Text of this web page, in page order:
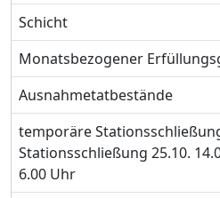
Schicht
Monatsbezogener
Ausnahmetatbestände
temporäre
Stationsschließung 25.10.
6.00 Uhr